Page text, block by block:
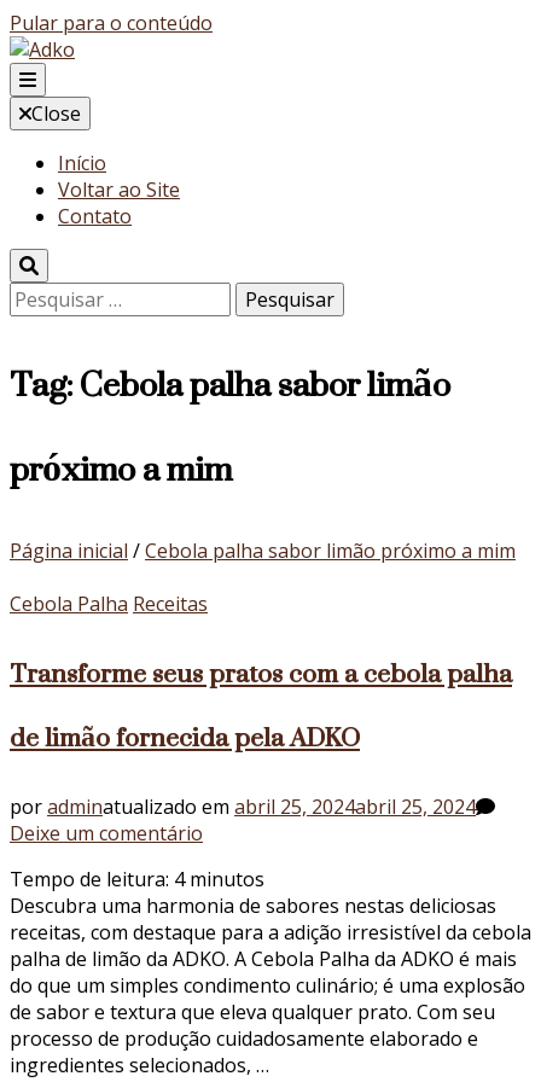
Pular para o conteúdo
Adko
Blog
Close
Início
Voltar ao Site
Contato
Pesquisar
por:
Tag:Cebola palha sabor limão
próximo a mim
Página inicial /Cebola palha sabor limão próximo a mim
Cebola Palha Receitas
Transforme seus pratos com a cebola palha
de limão fornecida pela ADKO
poradminatualizado em abril 25, 2024abril 25, 2024
Deixe um comentário
seus
pratos
com
a
cebola
palha
de
limão
Tempo de leitura: 4 minutos
Descubra uma harmonia de sabores nestas deliciosas
receitas, com destaque para a adição irresistível da cebola
palha de limão da ADKO. A Cebola Palha da ADKO é mais
do que um simples condimento culinário; é uma explosão
de sabor e textura que eleva qualquer prato. Com seu
processo de produção cuidadosamente elaborado e
ingredientes selecionados, …